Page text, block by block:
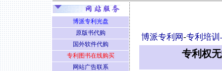
博派专利网-专利培
专利权
博派专利光盘
原版书代购
国外软件代购
专利图书在线购买
网站广告联系